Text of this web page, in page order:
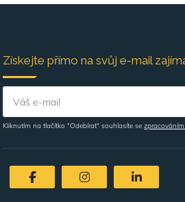
Získejte přímo na svůj e-mail
Váš e-mail
Kliknutím na tlačítko "Odebírat" souhlasíte se